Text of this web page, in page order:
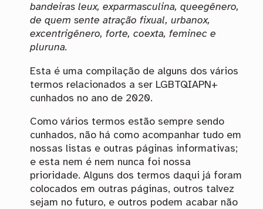
bandeiras leux, exparmasculina, queegênero,
de quem sente atração fixual, urbanox,
excentrigênero, forte, coexta, feminec e
pluruna.
Esta é uma compilação de alguns dos vários
termos relacionados a ser LGBTQIAPN+
cunhados no ano de 2020.
Como vários termos estão sempre sendo
cunhados, não há como acompanhar tudo em
nossas listas e outras páginas informativas;
e esta nem é nem nunca foi nossa
prioridade. Alguns dos termos daqui já foram
colocados em outras páginas, outros talvez
sejam no futuro, e outros podem acabar não